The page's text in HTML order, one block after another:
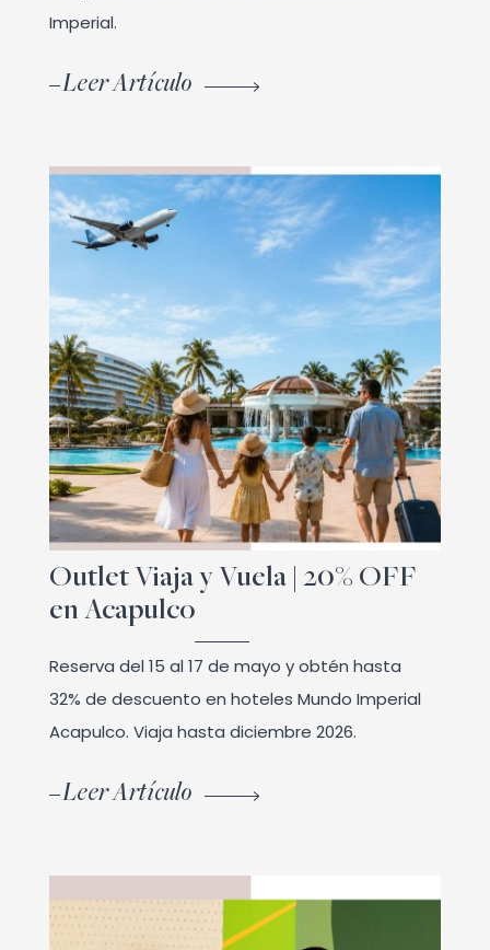
Imperial.
Leer Artículo
Outlet Viaja y Vuela | 20% OFF
en Acapulco
Reserva del 15 al 17 de mayo y obtén hasta
32% de descuento en hoteles Mundo Imperial
Acapulco. Viaja hasta diciembre 2026.
Leer Artículo